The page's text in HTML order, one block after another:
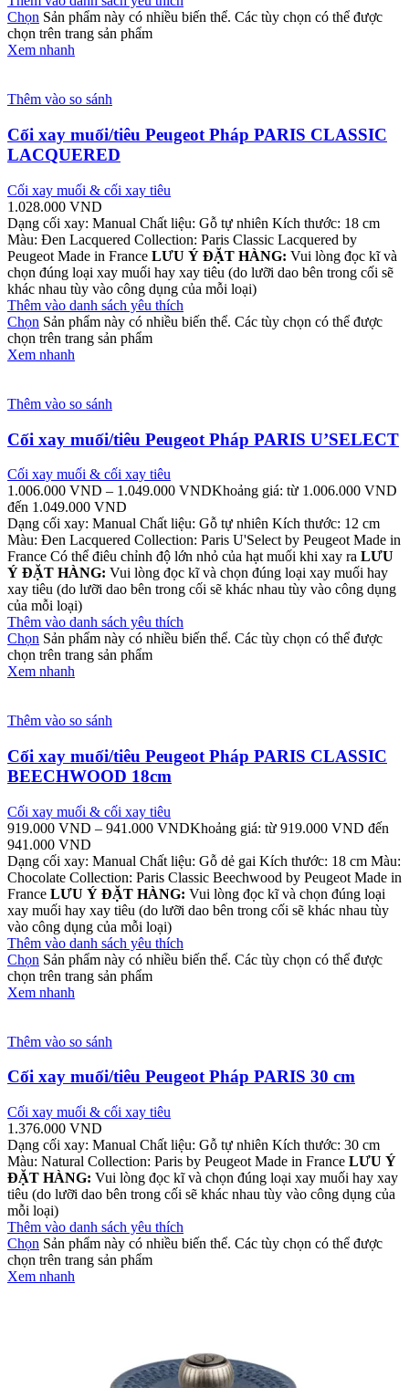
Chọn Sản phẩm này có nhiều biến thể. Các tùy chọn có thể được
chọn trên trang sản phẩm
Xem nhanh
Thêm vào so sánh
Cối xay muối/tiêu Peugeot Pháp PARIS CLASSIC
LACQUERED
Cối xay muối & cối xay tiêu
1.028.000 VND
Dạng cối xay: Manual Chất liệu: Gỗ tự nhiên Kích thước: 18 cm
Màu: Đen Lacquered Collection: Paris Classic Lacquered by
Peugeot Made in France LƯU Ý ĐẶT HÀNG: Vui lòng đọc kĩ và
chọn đúng loại xay muối hay xay tiêu (do lưỡi dao bên trong cối sẽ
khác nhau tùy vào công dụng của mỗi loại)
Thêm vào danh sách yêu thích
Chọn Sản phẩm này có nhiều biến thể. Các tùy chọn có thể được
chọn trên trang sản phẩm
Xem nhanh
Thêm vào so sánh
Cối xay muối/tiêu Peugeot Pháp PARIS U’SELECT
Cối xay muối & cối xay tiêu
1.006.000 VND – 1.049.000 VNDKhoảng giá: từ 1.006.000 VND
đến 1.049.000 VND
Dạng cối xay: Manual Chất liệu: Gỗ tự nhiên Kích thước: 12 cm
Màu: Đen Lacquered Collection: Paris U'Select by Peugeot Made in
France Có thể điêu chỉnh độ lớn nhỏ của hạt muối khi xay ra LƯU
Ý ĐẶT HÀNG: Vui lòng đọc kĩ và chọn đúng loại xay muối hay
xay tiêu (do lưỡi dao bên trong cối sẽ khác nhau tùy vào công dụng
của mỗi loại)
Thêm vào danh sách yêu thích
Chọn Sản phẩm này có nhiều biến thể. Các tùy chọn có thể được
chọn trên trang sản phẩm
Xem nhanh
Thêm vào so sánh
Cối xay muối/tiêu Peugeot Pháp PARIS CLASSIC
BEECHWOOD 18cm
Cối xay muối & cối xay tiêu
919.000 VND – 941.000 VNDKhoảng giá: từ 919.000 VND đến
941.000 VND
Dạng cối xay: Manual Chất liệu: Gỗ dẻ gai Kích thước: 18 cm Màu:
Chocolate Collection: Paris Classic Beechwood by Peugeot Made in
France LƯU Ý ĐẶT HÀNG: Vui lòng đọc kĩ và chọn đúng loại
xay muối hay xay tiêu (do lưỡi dao bên trong cối sẽ khác nhau tùy
vào công dụng của mỗi loại)
Thêm vào danh sách yêu thích
Chọn Sản phẩm này có nhiều biến thể. Các tùy chọn có thể được
chọn trên trang sản phẩm
Xem nhanh
Thêm vào so sánh
Cối xay muối/tiêu Peugeot Pháp PARIS 30 cm
Cối xay muối & cối xay tiêu
1.376.000 VND
Dạng cối xay: Manual Chất liệu: Gỗ tự nhiên Kích thước: 30 cm
Màu: Natural Collection: Paris by Peugeot Made in France LƯU Ý
ĐẶT HÀNG: Vui lòng đọc kĩ và chọn đúng loại xay muối hay xay
tiêu (do lưỡi dao bên trong cối sẽ khác nhau tùy vào công dụng của
mỗi loại)
Thêm vào danh sách yêu thích
Chọn Sản phẩm này có nhiều biến thể. Các tùy chọn có thể được
chọn trên trang sản phẩm
Xem nhanh